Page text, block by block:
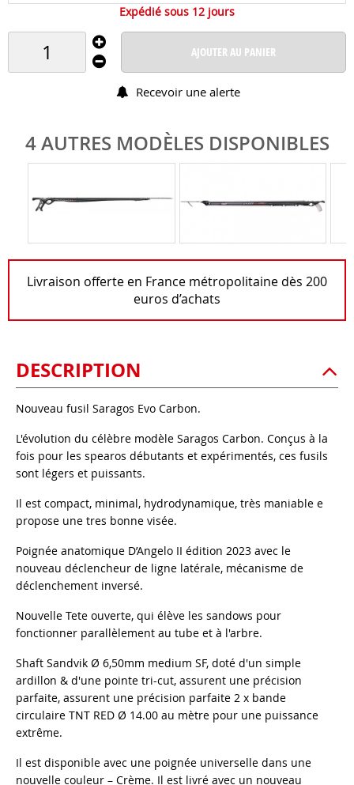
Expédié sous 12 jours
AJOUTER AU PANIER
Recevoir une alerte
Livraison offerte en France métropolitaine dès 200
euros d’achats
4 AUTRES MODÈLES DISPONIBLES
DESCRIPTION
Nouveau fusil Saragos Evo Carbon.
L'évolution du célèbre modèle Saragos Carbon. Conçus à la
fois pour les spearos débutants et expérimentés, ces fusils
sont légers et puissants.
Il est compact, minimal, hydrodynamique, très maniable e
propose une tres bonne visée.
Poignée anatomique D’Angelo II édition 2023 avec le
nouveau déclencheur de ligne latérale, mécanisme de
déclenchement inversé.
Nouvelle Tete ouverte, qui élève les sandows pour
fonctionner parallèlement au tube et à l'arbre.
Shaft Sandvik Ø 6,50mm medium SF, doté d'un simple
ardillon & d'une pointe tri-cut, assurent une précision
parfaite, assurent une précision parfaite 2 x bande
circulaire TNT RED Ø 14.00 au mètre pour une puissance
extrême.
Il est disponible avec une poignée universelle dans une
nouvelle couleur – Crème. Il est livré avec un nouveau